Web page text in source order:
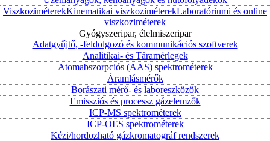
ViszkoziméterekKinematikai viszkoziméterekLaboratóriumi és online
viszkoziméterek
Gyógyszeripar, élelmiszeripar
Adatgyűjtő, -feldolgozó és kommunikációs szoftverek
Analitikai- és Táramérlegek
Atomabszorpciós (AAS) spektrométerek
Áramlásmérők
Borászati mérő- és laboreszközök
Emissziós és processz gázelemzők
ICP-MS spektrométerek
ICP-OES spektrométerek
Kézi/hordozható gázkromatográf rendszerek